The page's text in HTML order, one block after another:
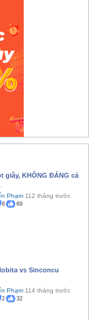
giây, KHÔNG ĐÁNG cả
Phạm 112 tháng trước
6 69
vs Sinconcu
Phạm 114 tháng trước
2 32